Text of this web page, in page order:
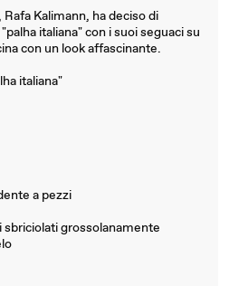
Kalimann, ha deciso di
italiana" con i suoi seguaci su
con un look affascinante.
italiana"
a pezzi
grossolanamente